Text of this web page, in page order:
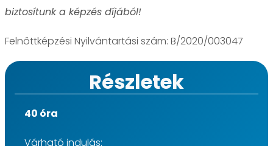
biztosítunk a képzés díjából!
Felnőttképzési Nyilvántartási szám: B/2020/003047
Részletek
40 óra
Várható indulás: